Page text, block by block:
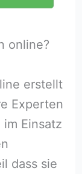
online?
erstellt
Experten
Einsatz
dass sie